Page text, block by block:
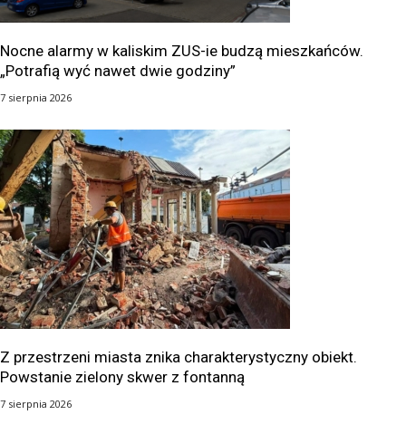
Nocne alarmy w kaliskim ZUS-ie budzą mieszkańców.
„Potrafią wyć nawet dwie godziny”
7 sierpnia 2026
Z przestrzeni miasta znika charakterystyczny obiekt.
Powstanie zielony skwer z fontanną
7 sierpnia 2026